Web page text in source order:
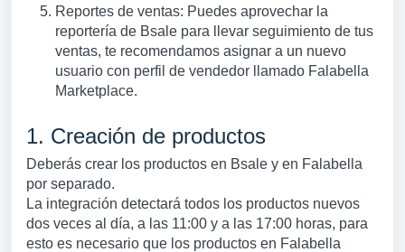
Reportes de ventas: Puedes aprovechar la
reportería de Bsale para llevar seguimiento de tus
ventas, te recomendamos asignar a un nuevo
usuario con perfil de vendedor llamado Falabella
Marketplace.
1. Creación de productos
Deberás crear los productos en Bsale y en Falabella
por separado.
La integración detectará todos los productos nuevos
dos veces al día, a las 11:00 y a las 17:00 horas, para
esto es necesario que los productos en Falabella